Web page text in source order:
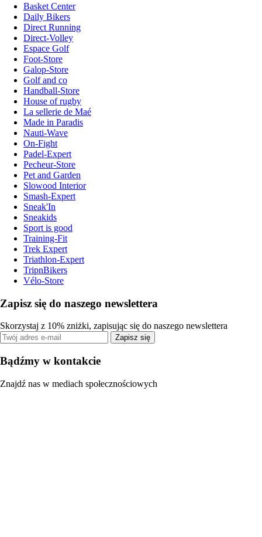
Basket Center
Daily Bikers
Direct Running
Direct-Volley
Espace Golf
Foot-Store
Galop-Store
Golf and co
Handball-Store
House of rugby
La sellerie de Maé
Made in Paradis
Nauti-Wave
On-Fight
Padel-Expert
Pecheur-Store
Pet and Garden
Slowood Interior
Smash-Expert
Sneak'In
Sneakids
Sport is good
Training-Fit
Trek Expert
Triathlon-Expert
TripnBikers
Vélo-Store
Zapisz się do naszego newslettera
Skorzystaj z 10% zniżki, zapisując się do naszego newslettera
Zapisz się
Bądźmy w kontakcie
Znajdź nas w mediach społecznościowych